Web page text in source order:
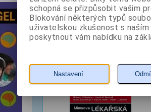
Z naší nabídky vám
mikrobiologie
Autor: Goering Richard
schopná se přizpůsobit vašim
Blokování některých typů
uživatelskou zkušenost s
poskytnout vám nabídku na
Nastavení